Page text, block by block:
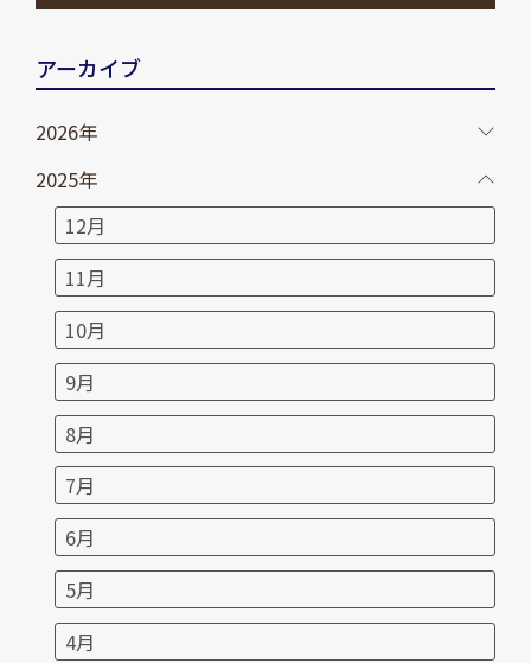
アーカイブ
2026年
2025年
12月
11月
10月
9月
8月
7月
6月
5月
4月